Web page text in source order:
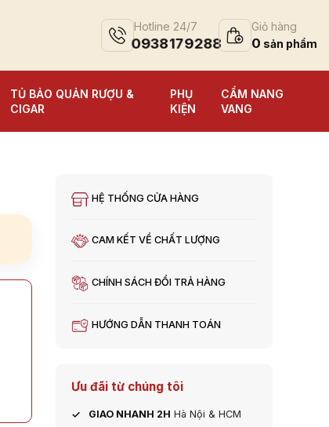
Hotline 24/7
0938179288
Giỏ hàng
0
TỦ BẢO QUẢN RƯỢU &
CIGAR
PHỤ
KIỆN
CẨM NANG
VANG
HỆ THỐNG CỬA HÀNG
CAM KẾT VỀ CHẤT LƯỢNG
CHÍNH SÁCH ĐỔI TRẢ HÀNG
HƯỚNG DẪN THANH TOÁN
Ưu đãi từ chúng tôi
GIAO NHANH 2H Hà Nội & HCM